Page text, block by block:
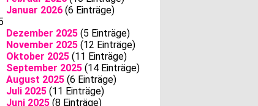
Januar 2026(6 Einträge)
Dezember 2025(5 Einträge)
November 2025(12 Einträge)
Oktober 2025(11 Einträge)
September 2025(14 Einträge)
August 2025(6 Einträge)
Juli 2025(11 Einträge)
Juni 2025(8 Einträge)